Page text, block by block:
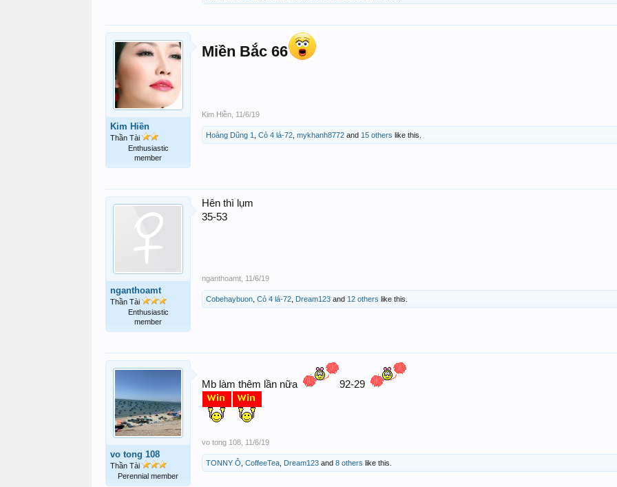
Kim Hiền
Thần Tài
Enthusiastic
member
Miền Bắc 66
Kim Hiền 11/6/19
Hoàng Dũng 1 Cỏ 4 lá-72 mykhanh8772 and 15 others like this.
nganthoamt
Thần Tài
Enthusiastic
member
Hên thì lụm
35-53
nganthoamt 11/6/19
Cobehaybuon Cỏ 4 lá-72 Dream123 and 12 others like this.
vo tong 108
Thần Tài
Perennial member
Mb làm thêm lần nữa 92-29
vo tong 108 11/6/19
TONNY Ô CoffeeTea Dream123 and 8 others like this.